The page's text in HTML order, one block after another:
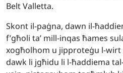
Belt Valletta.
Skont il-paġna, dawn il-
f’għoli ta’ mill-inqas ħames
xogħolhom u jipproteġu l-wirt
dawk li jgħidu li l-ħaddiema